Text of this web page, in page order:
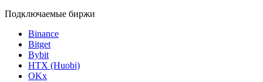
Подключаемые биржи
Binance
Bitget
Bybit
HTX (Huobi)
OKx